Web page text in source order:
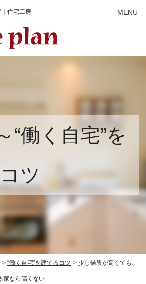
｜住宅工房
“働く自宅”を
ツ
“働く自宅”を建てるコツ 少し値段が高くても、
家なら高くない